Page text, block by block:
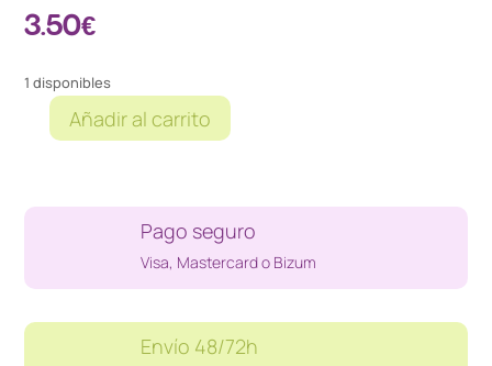
3.50€
1 disponibles
Añadir al carrito
Pago seguro
Visa, Mastercard o Bizum
Envío 48/72h